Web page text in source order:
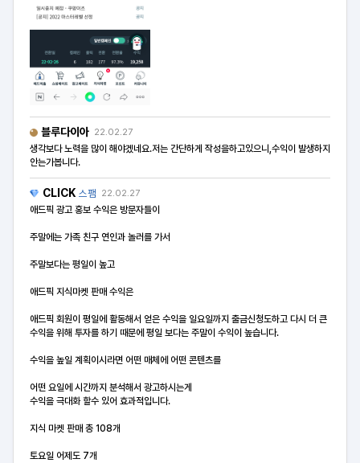
블루다이아 22.02.27
생각보다 노력을 많이 해야겠네요.저는 간단하게 작성을하고있으니,수익이 발생하지
안는가봅니다.
CLICK 스팸 22.02.27
애드픽 광고 홍보 수익은 방문자들이
주말에는 가족 친구 연인과 놀러를 가서
주말보다는 평일이 높고
애드픽 지식마켓 판매 수익은
애드픽 회원이 평일에 활동해서 얻은 수익을 일요일까지 출금신청도하고 다시 더 큰
수익을 위해 투자를 하기 때문에 평일 보다는 주말이 수익이 높습니다.
수익을 높일 계획이시라면 어떤 매체에 어떤 콘텐츠를
어떤 요일에 시간까지 분석해서 광고하시는게
수익을 극대화 할수 있어 효과적입니다.
지식 마켓 판매 총 108개
토요일 어제도 7개